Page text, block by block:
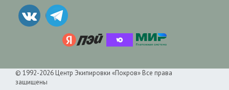
© 1992-2026 Центр Экипировки «Покров» Все права
защищены